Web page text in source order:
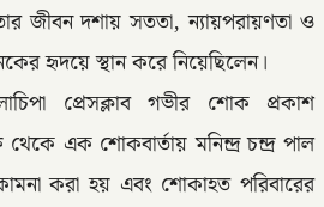
জীবন দশায় সততা, ন্যায়পরায়ণতা ও
হৃদয়ে স্থান করে নিয়েছিলেন।
প্রেসক্লাব গভীর শোক প্রকাশ
এক শোকবার্তায় মনিন্দ্র চন্দ্র পাল
করা হয় এবং শোকাহত পরিবারের